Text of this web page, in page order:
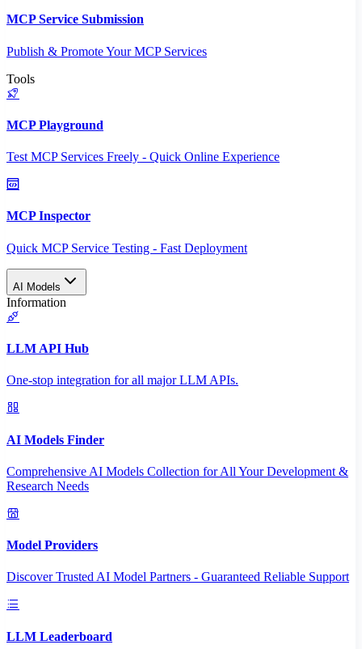
MCP Service Submission
Publish & Promote Your MCP Services
Tools
MCP Playground
Test MCP Services Freely - Quick Online Experience
MCP Inspector
Quick MCP Service Testing - Fast Deployment
AI Models
Information
LLM API Hub
One-stop integration for all major LLM APIs.
AI Models Finder
Comprehensive AI Models Collection for All Your Development &
Research Needs
Model Providers
Discover Trusted AI Model Partners - Guaranteed Reliable Support
LLM Leaderboard